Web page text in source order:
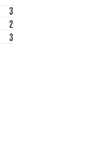
3
2
3